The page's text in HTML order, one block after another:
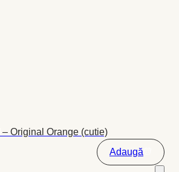
Original Orange (cutie)
Adaugă